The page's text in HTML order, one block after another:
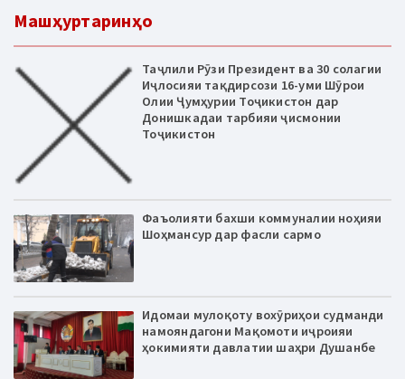
Машҳуртаринҳо
Таҷлили Рӯзи Президент ва 30 солагии
Иҷлосияи тақдирсози 16-уми Шӯрои
Олии Ҷумҳурии Тоҷикистон дар
Донишкадаи тарбияи ҷисмонии
Тоҷикистон
Фаъолияти бахши коммуналии ноҳияи
Шоҳмансур дар фасли сармо
Идомаи мулоқоту вохӯриҳои судманди
намояндагони Мақомоти иҷроияи
ҳокимияти давлатии шаҳри Душанбе